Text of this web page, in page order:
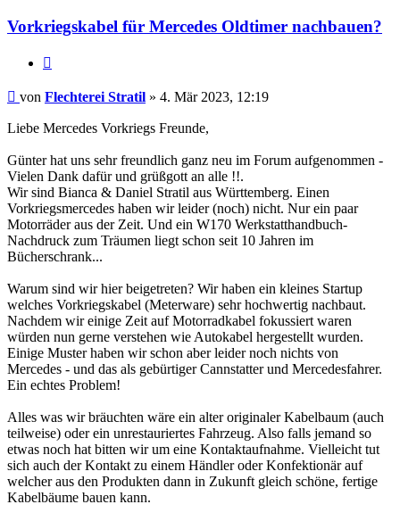
Vorkriegskabel für Mercedes Oldtimer nachbauen?
Beitrag
von Flechterei Stratil » 4. Mär 2023, 12:19
Liebe Mercedes Vorkriegs Freunde,
Günter hat uns sehr freundlich ganz neu im Forum aufgenommen -
Vielen Dank dafür und grüßgott an alle !!.
Wir sind Bianca & Daniel Stratil aus Württemberg. Einen
Vorkriegsmercedes haben wir leider (noch) nicht. Nur ein paar
Motorräder aus der Zeit. Und ein W170 Werkstatthandbuch-
Nachdruck zum Träumen liegt schon seit 10 Jahren im
Bücherschrank...
Warum sind wir hier beigetreten? Wir haben ein kleines Startup
welches Vorkriegskabel (Meterware) sehr hochwertig nachbaut.
Nachdem wir einige Zeit auf Motorradkabel fokussiert waren
würden nun gerne verstehen wie Autokabel hergestellt wurden.
Einige Muster haben wir schon aber leider noch nichts von
Mercedes - und das als gebürtiger Cannstatter und Mercedesfahrer.
Ein echtes Problem!
Alles was wir bräuchten wäre ein alter originaler Kabelbaum (auch
teilweise) oder ein unrestauriertes Fahrzeug. Also falls jemand so
etwas noch hat bitten wir um eine Kontaktaufnahme. Vielleicht tut
sich auch der Kontakt zu einem Händler oder Konfektionär auf
welcher aus den Produkten dann in Zukunft gleich schöne, fertige
Kabelbäume bauen kann.